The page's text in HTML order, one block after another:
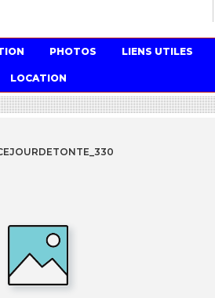
PHOTOS LIENS UTILES
LOCATION